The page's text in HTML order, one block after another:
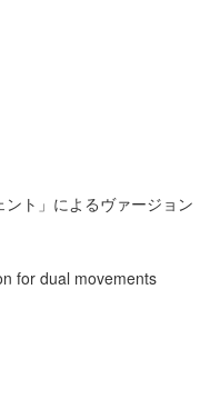
ト」によるヴァージョン
for dual movements